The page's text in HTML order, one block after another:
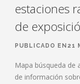
estaciones
de
PUBLICADO EN21
Mapa búsqueda de
de información